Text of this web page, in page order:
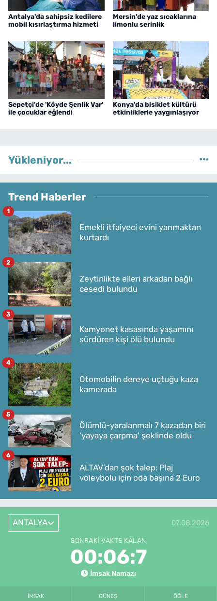
Antalya'da sahipsiz kedilere
mobil kısırlaştırma hizmeti
Mersin'de yaz sıcaklarına
limonlu serinlik
Sepetçi'de 'Köyde Şenlik Var'
ile çocuklar eğlendi
Konya'da bisiklet kültürü
etkinliklerle yaygınlaşıyor
Yükleniyor...
Trend Haberler
Emekli itfaiyeci evini yanmaktan
kurtardı
1
Zeytinlikte elleri arkadan bağlı
cesedi bulundu
2
Kamyonet kasasında yaşamını
sürdüren kişi ölü bulundu
3
Otomobilin dereye uçtuğu kaza
kamerada
4
Ölümlü-yaralanmalı 7 kazadan biri
'yayaya çarpma' şeklinde oldu
5
ALTAV’dan şok talep: Plaj
voleybolu için oda başına 2 Euro
6
ANTALYA 07.08.2026
SONRAKI VAKTE KALAN
00:06:7
İmsak Namazı
İMSAK GÜNEŞ ÖĞLE